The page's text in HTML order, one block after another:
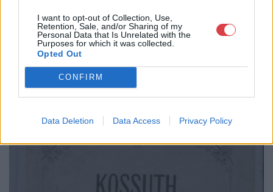
I want to opt-out of Collection, Use,
Retention, Sale, and/or Sharing of my
Personal Data that Is Unrelated with the
Purposes for which it was collected.
Opted Out
CONFIRM
Data Deletion Data Access Privacy Policy
2023-12-13 18:00
II. Zsigmond tér 8.
MEGTEKINTEM A KATALÓGUST